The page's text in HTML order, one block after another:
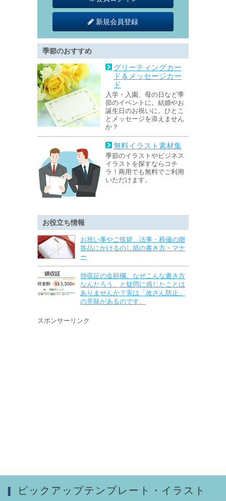
新規会員登録
季節のおすすめ
グリーティングカー
ド＆メッセージカー
ド
入学・入園、母の日など季
節のイベントに。結婚やお
誕生日のお祝いに。ひとこ
とメッセージを添えません
か？
無料イラスト素材集
季節のイラストやビジネス
イラストを探すならコチ
ラ！商用でも無料でご利用
いただけます。
お役立ち情報
お祝い事やご挨拶、法事・葬儀の贈
答品にかけるのし紙の書き方・マナ
ー
領収証の金額欄。なぜこんな書き方
なんだろう、と疑問に感じたことは
ありませんか？実は「改ざん防止」
の意味があるのです。
スポンサーリンク
ピックアップテンプレート・イラスト